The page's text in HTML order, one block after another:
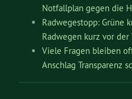
Notfallplan gegen die
Radwegestopp: Grüne
Radwegen kurz vor der
Viele Fragen bleiben
Anschlag Transparenz